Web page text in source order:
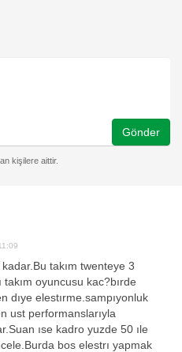
Gönder
takım twenteye 3
takım oyuncusu kac?bırde
dıye elestırme.sampıyonluk
ust performanslarıyla
ıse kadro yuzde 50 ıle
bos elestrı yapmak